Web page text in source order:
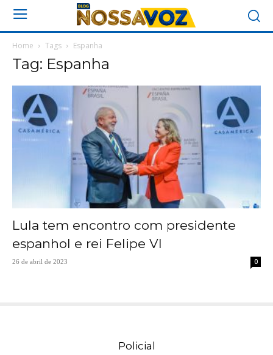
Home Tags Espanha
Tag: Espanha
Lula tem encontro com presidente
espanhol e rei Felipe VI
26 de abril de 2023 0
Policial